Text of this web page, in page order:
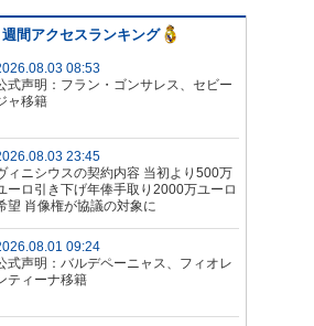
週間アクセスランキング
08:53
式声明：フラン・ゴンサレス、セビー
ャ移籍
23:45
ィニシウスの契約内容 当初より500万
ーロ引き下げ年俸手取り2000万ユーロ
望 肖像権が協議の対象に
09:24
式声明：バルデペーニャス、フィオレ
ティーナ移籍